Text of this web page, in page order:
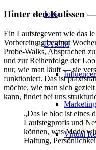
Jobs
BY CM
Virtual
Hinter den Kulissen
Ein Laufstegevent wie das
Vorbereitung beginnt
Probe-Walks, Absprachen
und zur Reihenfolge der
nur, wie man läuft — sie
funktioniert. Das ist
möchte, wie man sich
kann, findet bei uns
„Das le bloc ist eines
Laufstegprofis und
können, was Mode
Haltung,